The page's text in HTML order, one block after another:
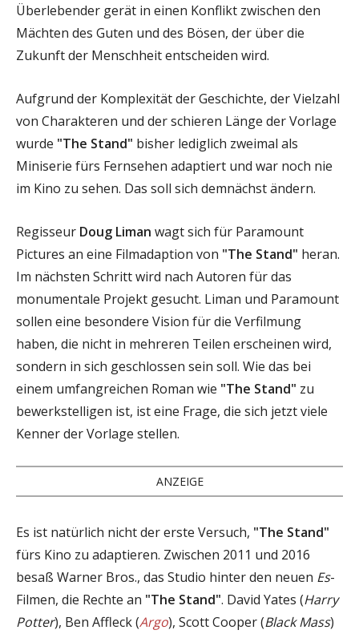
Überlebender gerät in einen Konflikt zwischen den
Mächten des Guten und des Bösen, der über die
Zukunft der Menschheit entscheiden wird.
Aufgrund der Komplexität der Geschichte, der Vielzahl
von Charakteren und der schieren Länge der Vorlage
wurde "The Stand" bisher lediglich zweimal als
Miniserie fürs Fernsehen adaptiert und war noch nie
im Kino zu sehen. Das soll sich demnächst ändern.
Regisseur Doug Liman wagt sich für Paramount
Pictures an eine Filmadaption von "The Stand" heran.
Im nächsten Schritt wird nach Autoren für das
monumentale Projekt gesucht. Liman und Paramount
sollen eine besondere Vision für die Verfilmung
haben, die nicht in mehreren Teilen erscheinen wird,
sondern in sich geschlossen sein soll. Wie das bei
einem umfangreichen Roman wie "The Stand" zu
bewerkstelligen ist, ist eine Frage, die sich jetzt viele
Kenner der Vorlage stellen.
ANZEIGE
Es ist natürlich nicht der erste Versuch, "The Stand"
fürs Kino zu adaptieren. Zwischen 2011 und 2016
besaß Warner Bros., das Studio hinter den neuen Es-
Filmen, die Rechte an "The Stand". David Yates (Harry
Potter), Ben Affleck (Argo), Scott Cooper (Black Mass)